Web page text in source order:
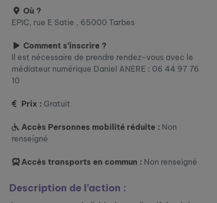
Où ?
EPIC, rue E Satie , 65000 Tarbes
Comment s’inscrire ?
Il est nécessaire de prendre rendez-vous avec le
médiateur numérique Daniel ANERE : 06 44 97 76
10
Prix : Gratuit
Accès Personnes mobilité réduite : Non
renseigné
Accès transports en commun : Non renseigné
Description de l’action :